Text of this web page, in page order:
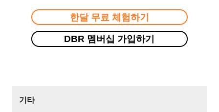
한달 무료 체험하기
DBR 멤버십 가입하기
기타